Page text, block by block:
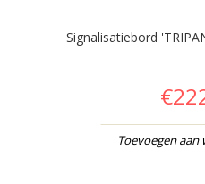
Signalisatiebord
Toevoegen aan